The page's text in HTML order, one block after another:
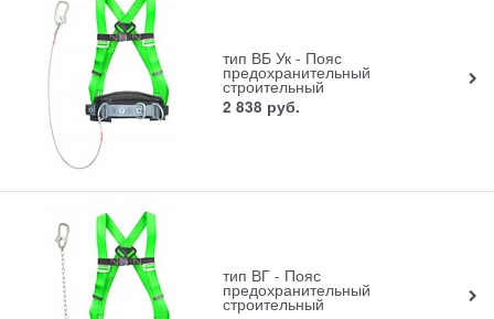
тип ВБ Ук - Пояс
предохранительный
строительный
2 838 руб.
тип ВГ - Пояс
предохранительный
строительный